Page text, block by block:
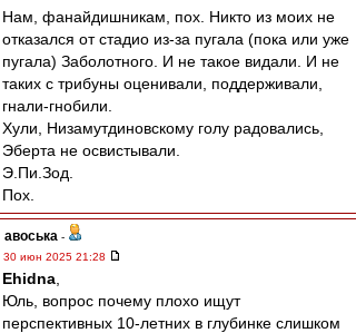
Нам, фанайдишникам, пох. Никто из моих не
отказался от стадио из-за пугала (пока или уже
пугала) Заболотного. И не такое видали. И не
таких с трибуны оценивали, поддерживали,
гнали-гнобили.
Хули, Низамутдиновскому голу радовались,
Эберта не освистывали.
Э.Пи.Зод.
Пох.
авоська -
30 июн 2025 21:28
Ehidna
Юль, вопрос почему плохо ищут
перспективных 10-летних в глубинке слишком